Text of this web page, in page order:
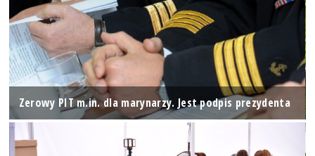
Zerowy PIT m.in. dla marynarzy. Jest podpis prezydenta